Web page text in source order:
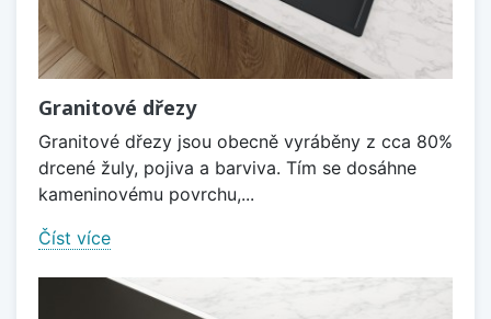
Granitové dřezy
Granitové dřezy jsou obecně vyráběny z cca 80%
drcené žuly, pojiva a barviva. Tím se dosáhne
kameninovému povrchu,...
Číst více